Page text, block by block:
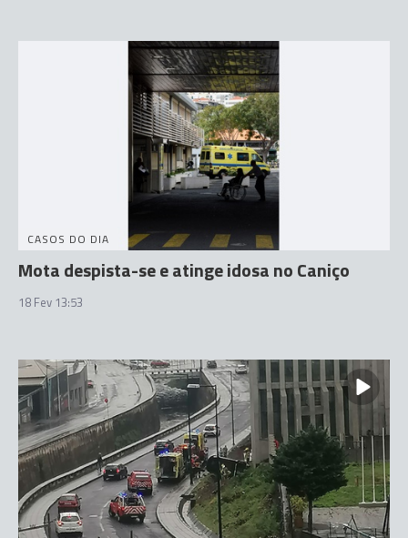
CASOS DO DIA
Mota despista-se e atinge idosa no Caniço
18 Fev 13:53